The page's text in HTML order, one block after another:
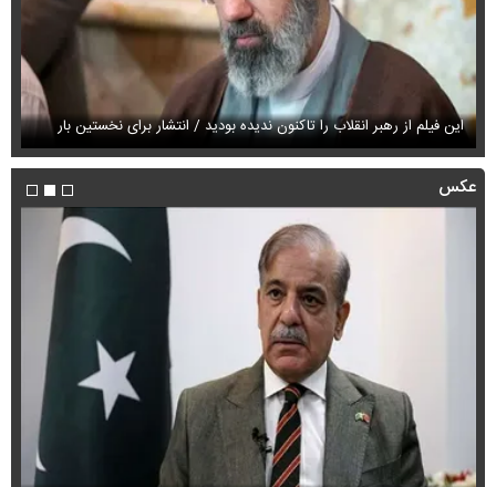
این فیلم از رهبر انقلاب را تاکنون ندیده بودید / انتشار برای نخستین بار
عکس